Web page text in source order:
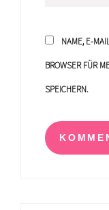
NAME, E-
BROWSER FÜR
SPEICHERN.